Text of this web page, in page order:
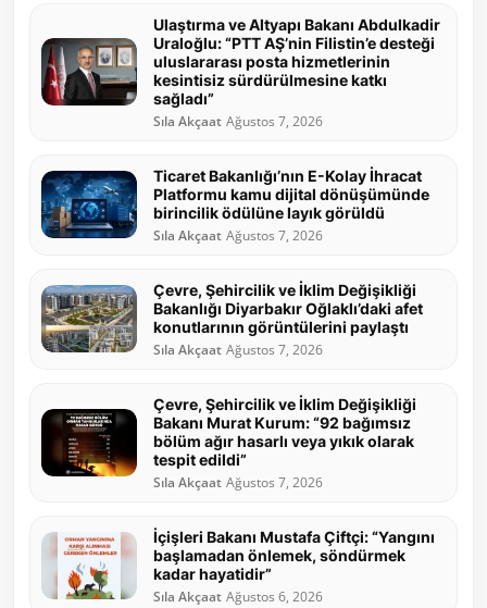
Ulaştırma ve Altyapı Bakanı Abdulkadir
Uraloğlu: “PTT AŞ’nin Filistin’e desteği
uluslararası posta hizmetlerinin
kesintisiz sürdürülmesine katkı
sağladı”
Sıla Akçaat Ağustos 7, 2026
Ticaret Bakanlığı’nın E-Kolay İhracat
Platformu kamu dijital dönüşümünde
birincilik ödülüne layık görüldü
Sıla Akçaat Ağustos 7, 2026
Çevre, Şehircilik ve İklim Değişikliği
Bakanlığı Diyarbakır Oğlaklı’daki afet
konutlarının görüntülerini paylaştı
Sıla Akçaat Ağustos 7, 2026
Çevre, Şehircilik ve İklim Değişikliği
Bakanı Murat Kurum: “92 bağımsız
bölüm ağır hasarlı veya yıkık olarak
tespit edildi”
Sıla Akçaat Ağustos 7, 2026
İçişleri Bakanı Mustafa Çiftçi: “Yangını
başlamadan önlemek, söndürmek
kadar hayatidir”
Sıla Akçaat Ağustos 6, 2026